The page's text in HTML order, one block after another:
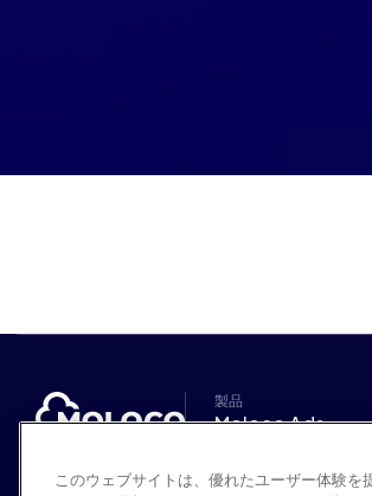
製品
Moloco Ads
ユーザー獲得
このウェブサイトは、優れたユーザー体験